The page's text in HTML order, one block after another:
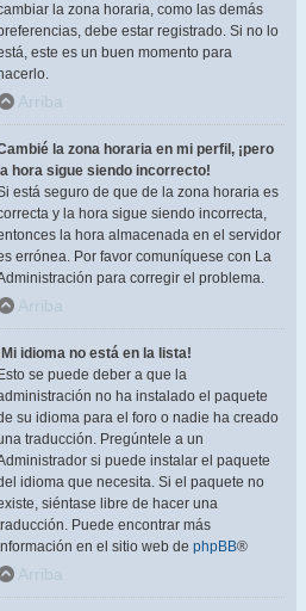
la zona horaria, como las demás
debe estar registrado. Si no lo
este es un buen momento para
hacerlo.
Arriba
la zona horaria en mi perfil, ¡pero
la hora sigue siendo incorrecto!
está seguro de que de la zona horaria es
y la hora sigue siendo incorrecta,
la hora almacenada en el servidor
errónea. Por favor comuníquese con La
para corregir el problema.
Arriba
idioma no está en la lista!
Esto se puede deber a que la
no ha instalado el paquete
su idioma para el foro o nadie ha creado
traducción. Pregúntele a un
si puede instalar el paquete
idioma que necesita. Si el paquete no
siéntase libre de hacer una
Puede encontrar más
en el sitio web de phpBB®
Arriba